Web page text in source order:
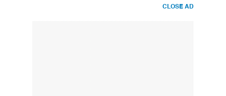
CLOSE AD